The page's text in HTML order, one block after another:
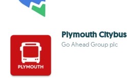
Plymouth Citybus
Go Ahead Group plc